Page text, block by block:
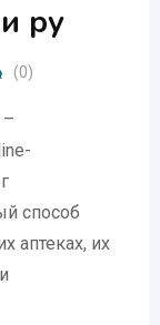
ру
(0)
–
способ
аптеках, их